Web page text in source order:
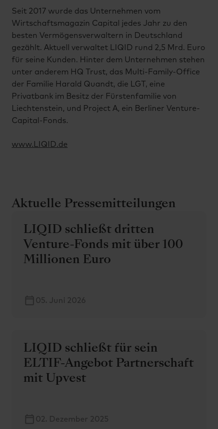
Seit 2017 wurde das Unternehmen vom
Wirtschaftsmagazin Capital jedes Jahr zu den
besten Vermögensverwaltern in Deutschland
gezählt. Aktuell verwaltet LIQID rund 2,5 Mrd. Euro
für seine Kunden. Hinter dem Unternehmen stehen
unter anderem HQ Trust, das Multi-Family-Office
der Familie Harald Quandt, die LGT, eine
Privatbank im Besitz der Fürstenfamilie von
Liechtenstein, und Project A, ein Berliner Venture-
Capital-Fonds.
www.LIQID.de
Aktuelle Pressemitteilungen
LIQID schließt dritten
Venture-Fonds mit über 100
Millionen Euro
05. Juni 2026
LIQID schließt für sein
ELTIF-Angebot Partnerschaft
mit Upvest
02. Dezember 2025